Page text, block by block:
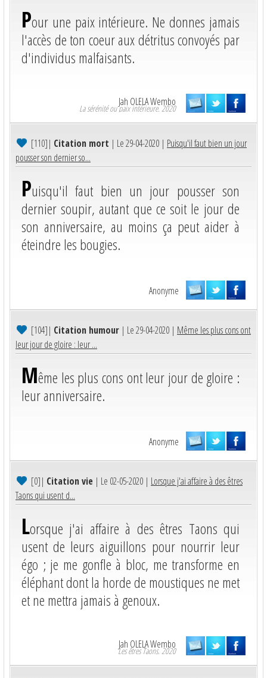
Pour une paix intérieure. Ne donnes jamais
l'accès de ton coeur aux détritus convoyés par
d'individus malfaisants.
Jah OLELA Wembo
La sérénité ou paix intérieure. 2020
[110]| Citation mort | Le 29-04-2020 | Puisqu'il faut bien un jour
pousser son dernier so...
Puisqu'il faut bien un jour pousser son
dernier soupir, autant que ce soit le jour de
son anniversaire, au moins ça peut aider à
éteindre les bougies.
Anonyme
[104]| Citation humour | Le 29-04-2020 | Même les plus cons ont
leur jour de gloire : leur ...
Même les plus cons ont leur jour de gloire :
leur anniversaire.
Anonyme
[0]| Citation vie | Le 02-05-2020 | Lorsque j'ai affaire à des êtres
Taons qui usent d...
Lorsque j'ai affaire à des êtres Taons qui
usent de leurs aiguillons pour nourrir leur
égo ; je me gonfle à bloc, me transforme en
éléphant dont la horde de moustiques ne met
et ne mettra jamais à genoux.
Jah OLELA Wembo
Les êtres Taons. 2020